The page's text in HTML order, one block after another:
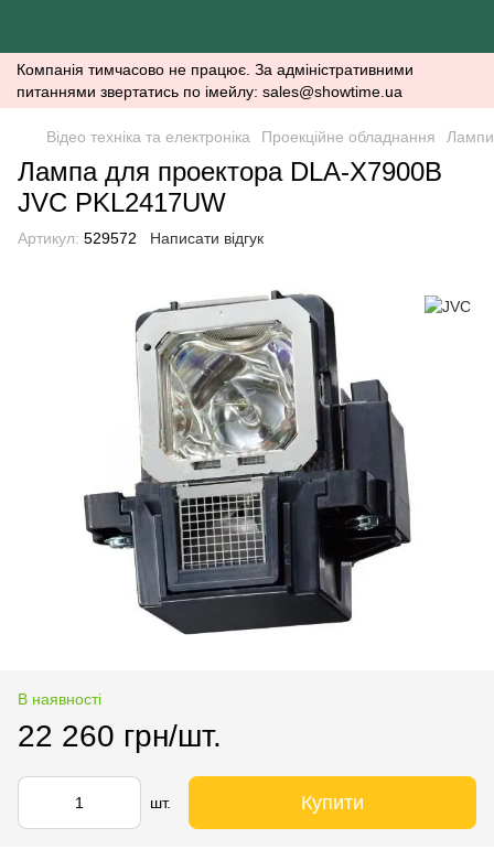
Компанія тимчасово не працює. За адміністративними
питаннями звертатись по імейлу: sales@showtime.ua
Відео техніка та електроніка Проекційне обладнання
Лампа для проектора DLA-X7900B
JVC PKL2417UW
Артикул: 529572 Написати відгук
В наявності
22 260 грн/шт.
шт. Купити